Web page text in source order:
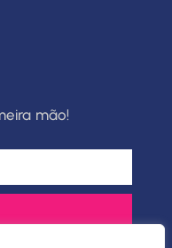
mão!